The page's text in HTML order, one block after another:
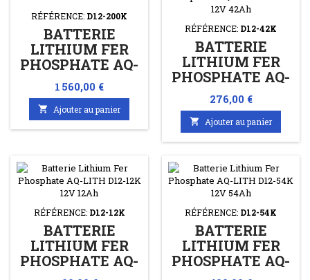
RÉFÉRENCE: D12-200K
BATTERIE
LITHIUM FER
PHOSPHATE AQ-
LITH D12-200K
12V 200AH
Prix
1 560,00 €
 Ajouter au panier
RÉFÉRENCE: D12-42K
BATTERIE
LITHIUM FER
PHOSPHATE AQ-
LITH D12-42K
12V 42AH
Prix
276,00 €
 Ajouter au panier
RÉFÉRENCE: D12-12K
BATTERIE
LITHIUM FER
PHOSPHATE AQ-
LITH D12-12K
RÉFÉRENCE: D12-54K
BATTERIE
LITHIUM FER
PHOSPHATE AQ-
LITH D12-54K